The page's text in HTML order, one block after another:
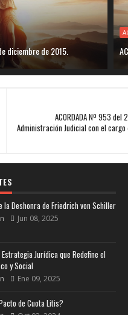
diciembre de 2015.
ACORDADA Nº 953
Administración Judicial con el
la Deshonra de Friedrich von Schiller
Jun 08, 2025
Jurídica que Redefine el
y Social
Ene 09, 2025
de Cuota Litis?